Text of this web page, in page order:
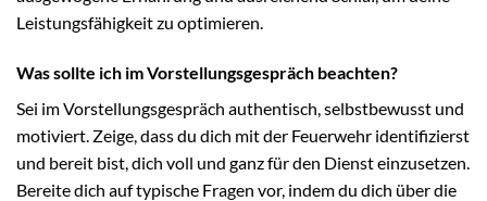
Leistungsfähigkeit zu optimieren.
Was sollte ich im Vorstellungsgespräch beachten?
Sei im Vorstellungsgespräch authentisch, selbstbewusst und
motiviert. Zeige, dass du dich mit der Feuerwehr identifizierst
und bereit bist, dich voll und ganz für den Dienst einzusetzen.
Bereite dich auf typische Fragen vor, indem du dich über die